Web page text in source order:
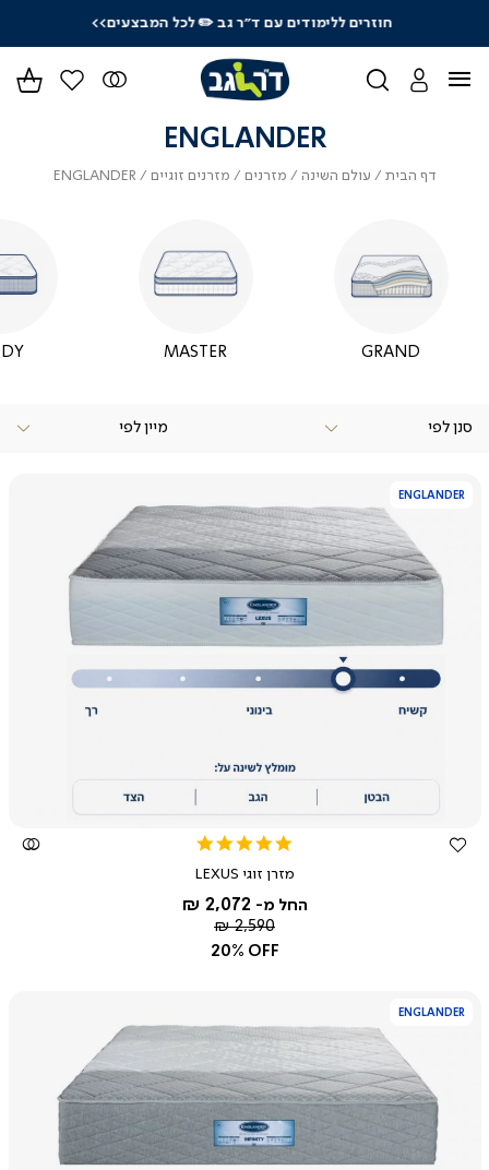
חוזרים ללימודים עם ד"ר גב ✏️ לכל המבצעים>>
ENGLANDER
דף הבית דףעולם השינה עולם
מזרנים מזרנים
מזרנים זוגיים מזרנים
ENGLANDER
GRAND
MASTER
סנן לפי
ENGLANDER
צפייה
rating
מזרן זוגי LEXUS
החל מ- 2,072 ₪
מחיר
רגיל
2,590 ₪
20% OFF
ENGLANDER